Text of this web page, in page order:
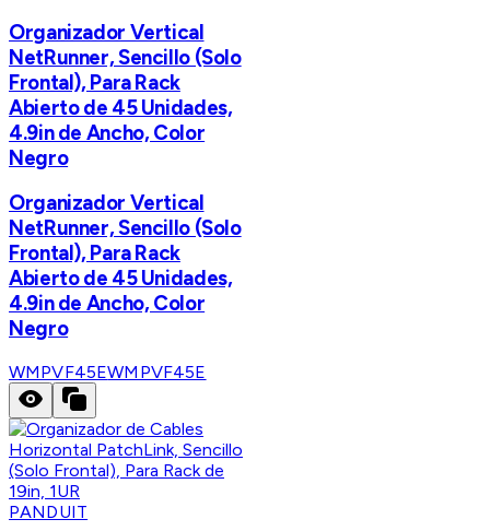
Organizador Vertical
NetRunner, Sencillo (Solo
Frontal), Para Rack
Abierto de 45 Unidades,
4.9in de Ancho, Color
Negro
Organizador Vertical
NetRunner, Sencillo (Solo
Frontal), Para Rack
Abierto de 45 Unidades,
4.9in de Ancho, Color
Negro
WMPVF45EWMPVF45E
PANDUIT